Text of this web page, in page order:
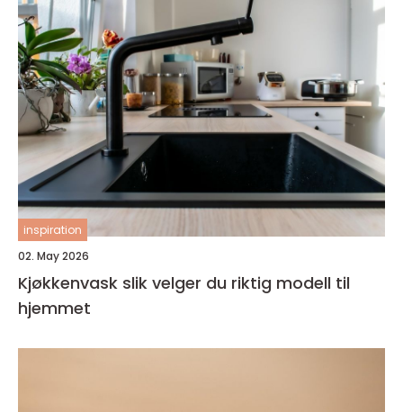
inspiration
02. May 2026
Kjøkkenvask slik velger du riktig modell til
hjemmet